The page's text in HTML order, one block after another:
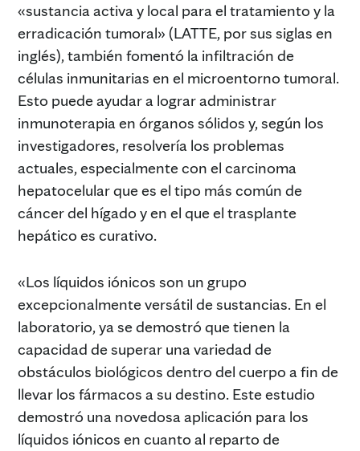
«sustancia activa y local para el tratamiento y la
erradicación tumoral» (LATTE, por sus siglas en
inglés), también fomentó la infiltración de
células inmunitarias en el microentorno tumoral.
Esto puede ayudar a lograr administrar
inmunoterapia en órganos sólidos y, según los
investigadores, resolvería los problemas
actuales, especialmente con el carcinoma
hepatocelular que es el tipo más común de
cáncer del hígado y en el que el trasplante
hepático es curativo.
«Los líquidos iónicos son un grupo
excepcionalmente versátil de sustancias. En el
laboratorio, ya se demostró que tienen la
capacidad de superar una variedad de
obstáculos biológicos dentro del cuerpo a fin de
llevar los fármacos a su destino. Este estudio
demostró una novedosa aplicación para los
líquidos iónicos en cuanto al reparto de